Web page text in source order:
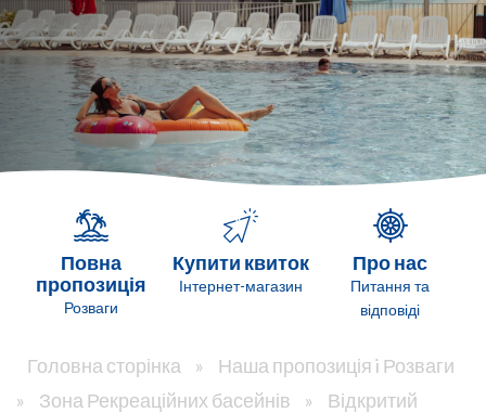
Remont Gajowickiej. Prace od Hallera do
Racławickiej
Повна
пропозиція
Розваги
Купити квиток
Інтернет-магазин
Про нас
Питання та
відповіді
Головна сторінка »
Наша пропозиція i Розваги
»
Зона Рекреаційних басейнів »
Відкритий